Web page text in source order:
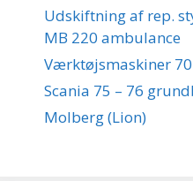
Udskiftning af rep.
MB 220 ambulance
Værktøjsmaskiner
Scania 75 – 76
Molberg (Lion)